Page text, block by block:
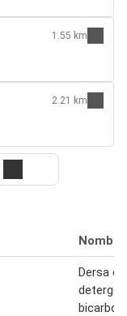
1.55 km
2.21 km
Nombre
Dersa en